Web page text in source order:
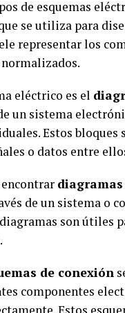
de esquemas
se utiliza para
representar los
eléctrico es el
un sistema
Estos
o datos entre
de un sistema o
son útiles
de conexión
componentes